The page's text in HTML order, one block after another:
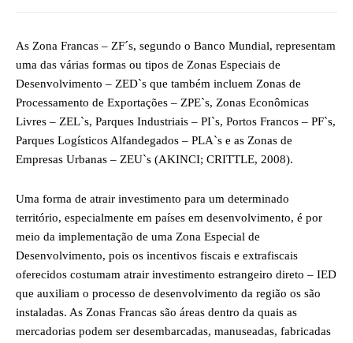
As Zona Francas – ZF´s, segundo o Banco Mundial, representam
uma das várias formas ou tipos de Zonas Especiais de
Desenvolvimento – ZED`s que também incluem Zonas de
Processamento de Exportações – ZPE`s, Zonas Econômicas
Livres – ZEL`s, Parques Industriais – PI`s, Portos Francos – PF`s,
Parques Logísticos Alfandegados – PLA`s e as Zonas de
Empresas Urbanas – ZEU`s (AKINCI; CRITTLE, 2008).
Uma forma de atrair investimento para um determinado
território, especialmente em países em desenvolvimento, é por
meio da implementação de uma Zona Especial de
Desenvolvimento, pois os incentivos fiscais e extrafiscais
oferecidos costumam atrair investimento estrangeiro direto – IED
que auxiliam o processo de desenvolvimento da região os são
instaladas. As Zonas Francas são áreas dentro da quais as
mercadorias podem ser desembarcadas, manuseadas, fabricadas